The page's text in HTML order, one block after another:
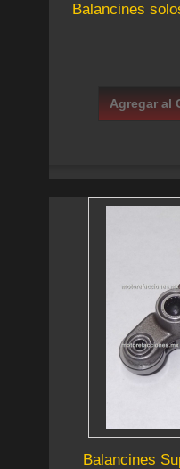
Balancines
Agregar al
Balancines